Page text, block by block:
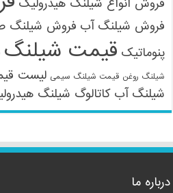
فروش انواع شیلنگ هیدرولیک
فروش شیلنگ آب فروش شیلنگ
پنوماتیک قیمت شیلنگ
شیلنگ روغن قیمت شیلنگ سیمی لیست
شیلنگ آب کاتالوگ شیلنگ
درباره ما